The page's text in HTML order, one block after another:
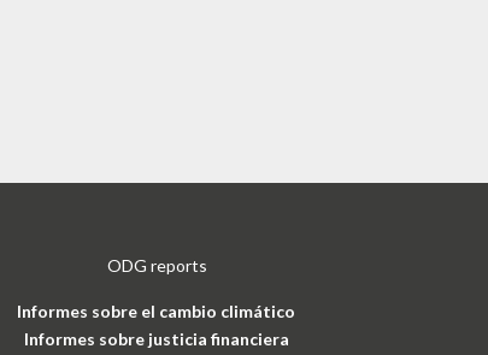
ODG reports
Informes sobre el cambio climático
Informes sobre justicia financiera